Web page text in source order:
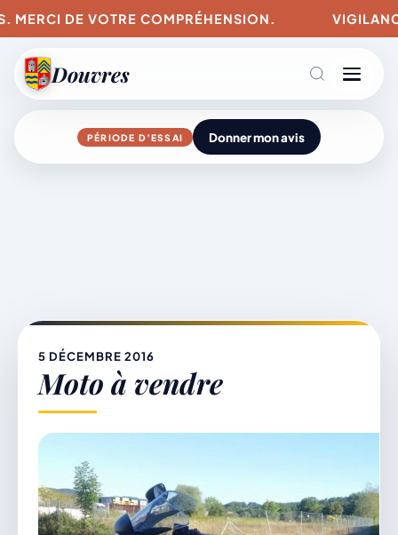
DE VOTRE COMPRÉHENSION.
Douvres
Agenda
Mairie & Vie municipale
Démarches & Vie pratique
PÉRIODE D’ESSAI Donner mon avis
5 DÉCEMBRE 2016
Moto à vendre